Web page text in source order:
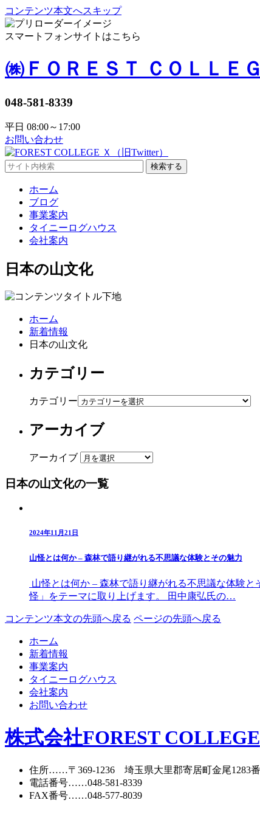
コンテンツ本文へスキップ
スマートフォンサイトはこちら
㈱ＦＯＲＥＳＴ ＣＯＬＬＥ
048-581-8339
平日 08:00～17:00
お問い合わせ
検索する
ホーム
ブログ
事業案内
タイニーログハウス
会社案内
日本の山文化
ホーム
新着情報
日本の山文化
カテゴリー
カテゴリー
アーカイブ
アーカイブ
日本の山文化の一覧
2024年11月21日
山怪とは何か – 森林で語り継がれる不思議な体験とその魅力
山怪とは何か – 森林で語り継がれる不思議な体験
怪」をテーマに取り上げます。 田中康弘氏の…
コンテンツ本文の先頭へ戻る ページの先頭へ戻る
ホーム
新着情報
事業案内
タイニーログハウス
会社案内
お問い合わせ
株式会社FOREST COLLEGE
住所……〒369-1236 埼玉県大里郡寄居町 金尾1283
電話番号……048-581-8339
FAX番号……048-577-8039